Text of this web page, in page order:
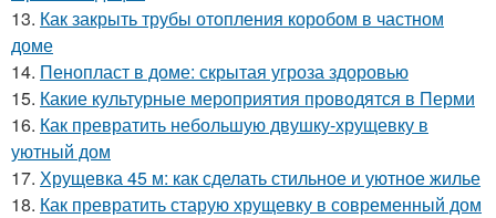
13. Как закрыть трубы отопления коробом в частном
доме
14. Пенопласт в доме: скрытая угроза здоровью
15. Какие культурные мероприятия проводятся в Перми
16. Как превратить небольшую двушку-хрущевку в
уютный дом
17. Хрущевка 45 м: как сделать стильное и уютное жилье
18. Как превратить старую хрущевку в современный дом